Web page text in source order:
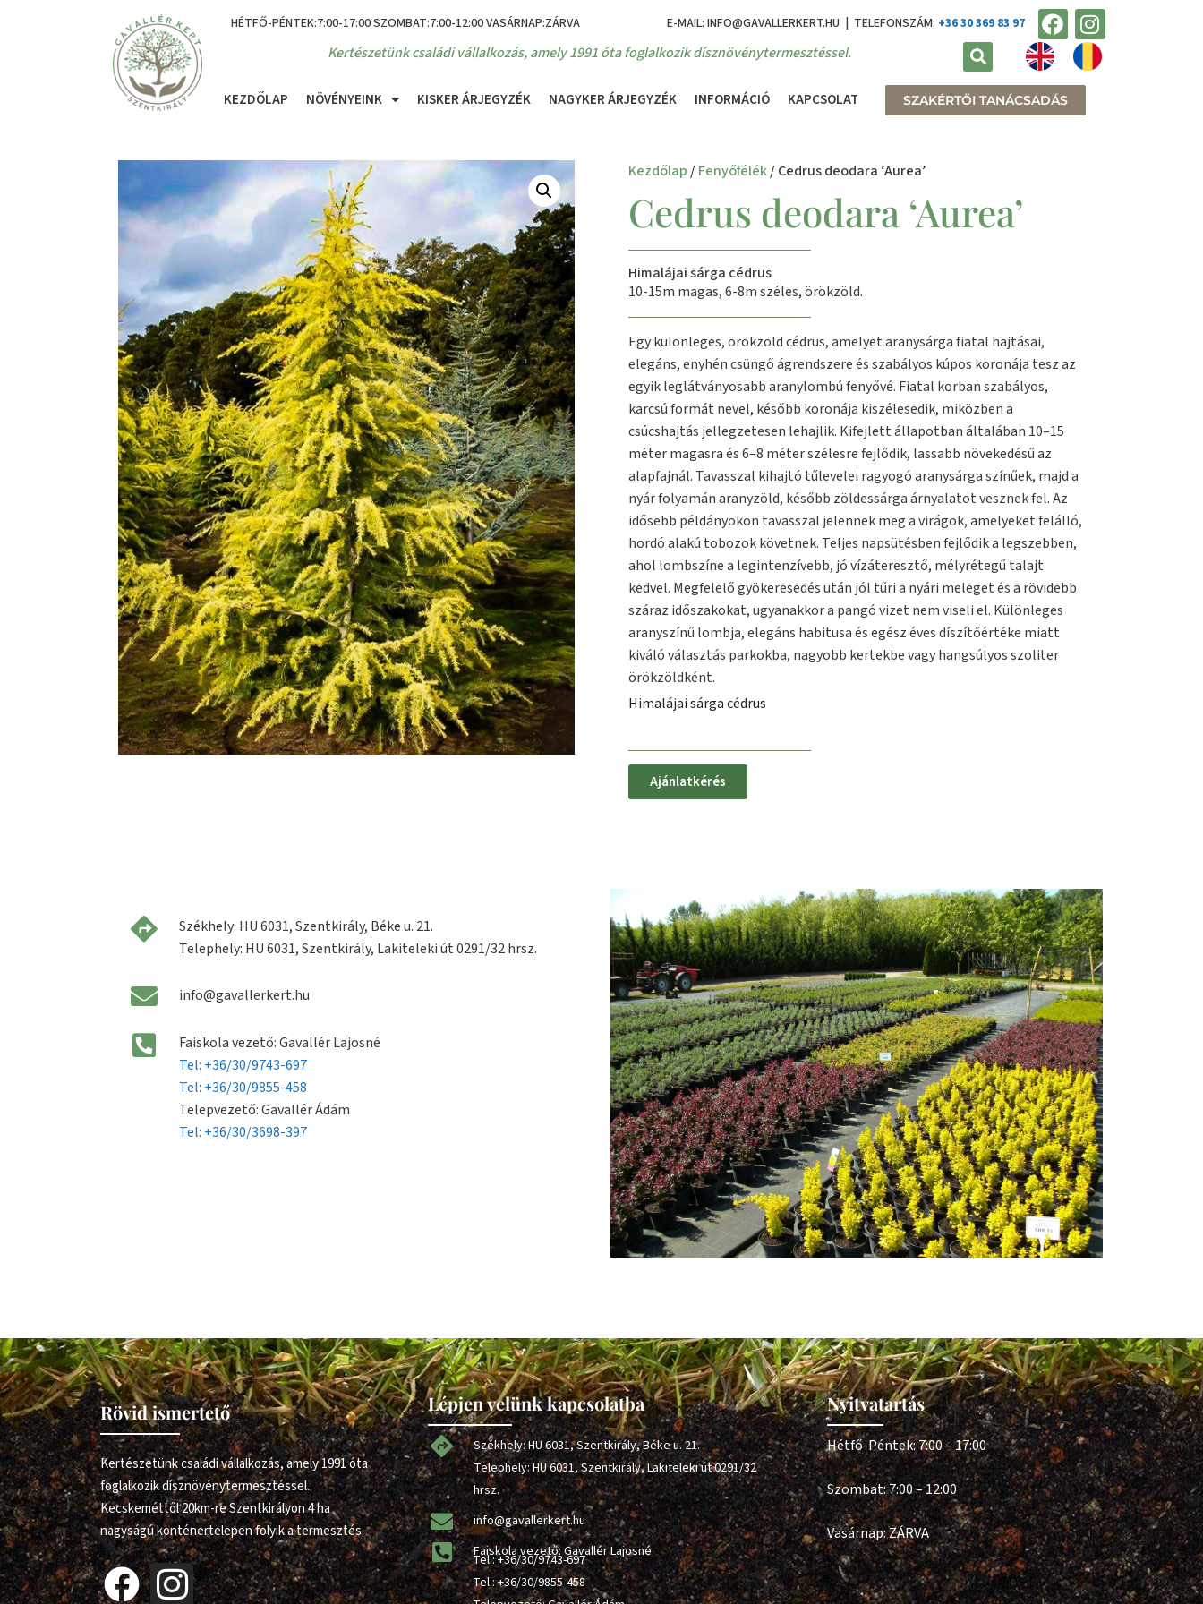
HÉTFŐ-PÉNTEK:7:00-17:00 SZOMBAT:7:00-12:00 VASÁRNAP:ZÁRVA E-MAIL: INFO@GAVALLERKERT.HU | TELEFONSZÁM: +36 30 369 83 97
Kertészetünk családi vállalkozás, amely 1991 óta foglalkozik dísznövénytermesztéssel.
KEZDŐLAP NÖVÉNYEINK KISKER ÁRJEGYZÉK NAGYKER ÁRJEGYZÉK INFORMÁCIÓ KAPCSOLAT SZAKÉRTŐI TANÁCSADÁS
Kezdőlap /Fenyőfélék/ Cedrus deodara ‘Aurea’
Cedrus deodara ‘Aurea’
Himalájai sárga cédrus
10-15m magas, 6-8m széles, örökzöld.
Egy különleges, örökzöld cédrus, amelyet aranysárga fiatal hajtásai,
elegáns, enyhén csüngő ágrendszere és szabályos kúpos koronája tesz az
egyik leglátványosabb aranylombú fenyővé. Fiatal korban szabályos,
karcsú formát nevel, később koronája kiszélesedik, miközben a
csúcshajtás jellegzetesen lehajlik. Kifejlett állapotban általában 10–15
méter magasra és 6–8 méter szélesre fejlődik, lassabb növekedésű az
alapfajnál. Tavasszal kihajtó tűlevelei ragyogó aranysárga színűek, majd a
nyár folyamán aranyzöld, később zöldessárga árnyalatot vesznek fel. Az
idősebb példányokon tavasszal jelennek meg a virágok, amelyeket felálló,
hordó alakú tobozok követnek. Teljes napsütésben fejlődik a legszebben,
ahol lombszíne a legintenzívebb, jó vízáteresztő, mélyrétegű talajt
kedvel. Megfelelő gyökeresedés után jól tűri a nyári meleget és a rövidebb
száraz időszakokat, ugyanakkor a pangó vizet nem viseli el. Különleges
aranyszínű lombja, elegáns habitusa és egész éves díszítőértéke miatt
kiváló választás parkokba, nagyobb kertekbe vagy hangsúlyos szoliter
örökzöldként.
Himalájai sárga cédrus
Ajánlatkérés
Székhely: HU 6031, Szentkirály, Béke u. 21.
Telephely: HU 6031, Szentkirály, Lakiteleki út 0291/32 hrsz.
info@gavallerkert.hu
Faiskola vezető: Gavallér Lajosné
Tel: +36/30/9743-697
Tel: +36/30/9855-458
Telepvezető: Gavallér Ádám
Tel: +36/30/3698-397
Rövid ismertető
Kertészetünk családi vállalkozás, amely 1991 óta
foglalkozik dísznövénytermesztéssel.
Kecskeméttől 20km-re Szentkirályon 4 ha
nagyságú konténertelepen folyik a termesztés.
Lépjen velünk kapcsolatba
Székhely: HU 6031, Szentkirály, Béke u. 21.
Telephely: HU 6031, Szentkirály, Lakiteleki út 0291/32
hrsz.
info@gavallerkert.hu
Faiskola vezető: Gavallér Lajosné
Tel.:+36/30/9743-697
Tel.:+36/30/9855-458
Nyitvatartás
Hétfő-Péntek: 7:00 – 17:00
Szombat: 7:00 – 12:00
Vasárnap: ZÁRVA